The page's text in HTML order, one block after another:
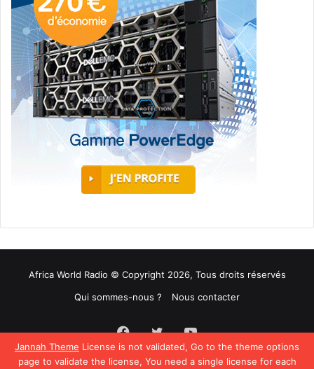
Jannah Theme License is not validated, Go to the theme options
page to validate the license, You need a single license for each
Africa World Radio © Copyright 2026, Tous droits réservés
Qui sommes-nous ?
Nous contacter
Facebook
TwitterYouTube